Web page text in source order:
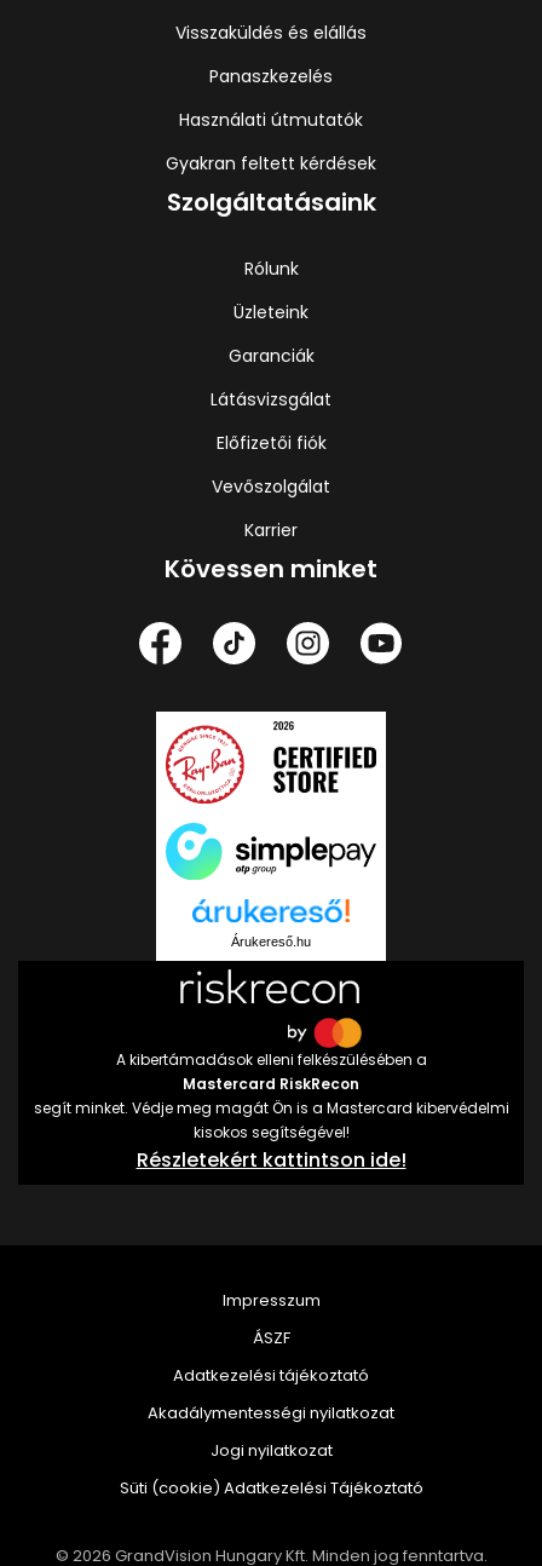
Visszaküldés és elállás
Panaszkezelés
Használati útmutatók
Gyakran feltett kérdések
Szolgáltatásaink
Rólunk
Üzleteink
Garanciák
Látásvizsgálat
Előfizetői fiók
Vevőszolgálat
Karrier
Kövessen minket
Árukereső.hu
A kibertámadások elleni felkészülésében a
Mastercard RiskRecon
segít minket. Védje meg magát Ön is a Mastercard kibervédelmi
kisokos segítségével!
Részletekért kattintson ide!
© 2026 GrandVision Hungary Kft. Minden jog fenntartva.
Impresszum
ÁSZF
Adatkezelési tájékoztató
Akadálymentességi nyilatkozat
Jogi nyilatkozat
Süti (cookie) Adatkezelési Tájékoztató